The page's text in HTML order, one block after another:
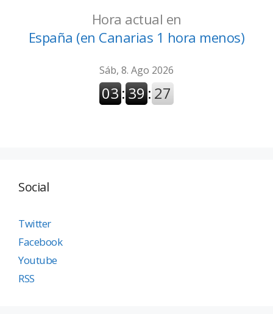
Hora actual en
España (en Canarias 1 hora menos)
Social
Twitter
Facebook
Youtube
RSS